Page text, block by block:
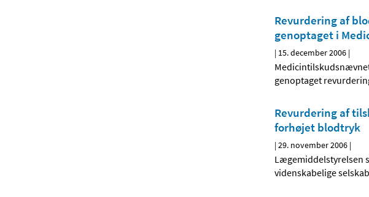
Revurdering af
genoptaget i
| 15. december 2006 |
genoptaget
Revurdering af
forhøjet blodtryk
|29. november 2006 |
Lægemiddelstyrelsen
videnskabelige